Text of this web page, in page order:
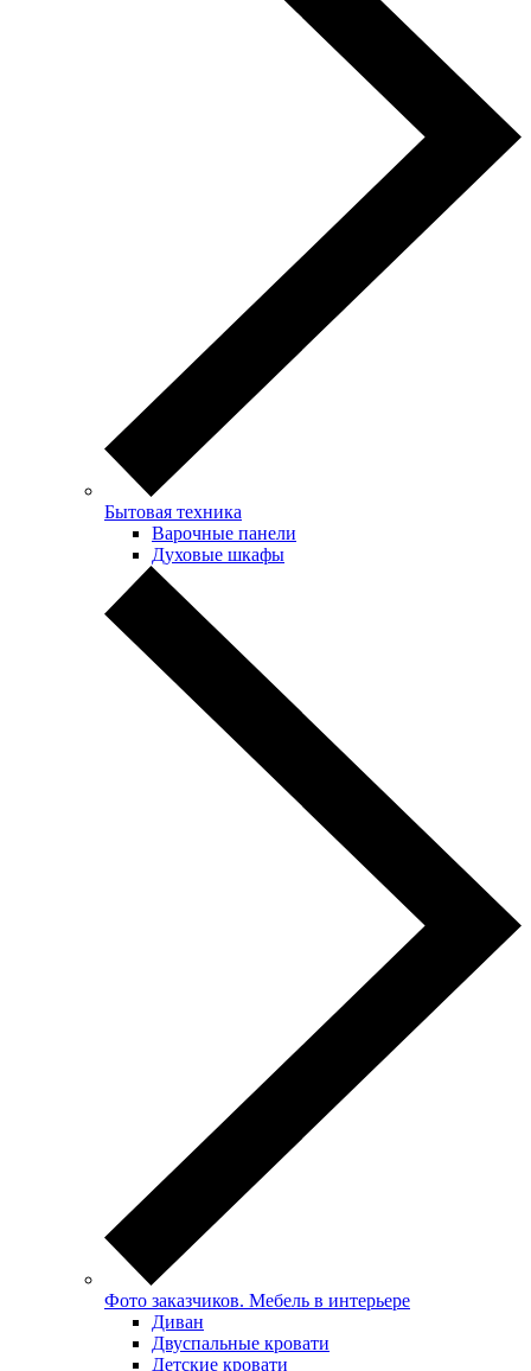
Бытовая техника
Варочные панели
Духовые шкафы
Фото заказчиков. Мебель в интерьере
Диван
Двуспальные кровати
Детские кровати